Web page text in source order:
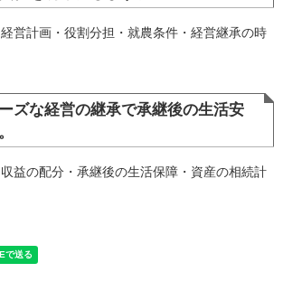
営計画・役割分担・就農条件・経営継承の時
ズな経営の継承で承継後の生活安
益の配分・承継後の生活保障・資産の相続計